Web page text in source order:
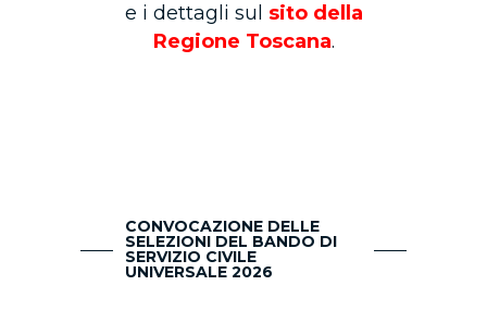
e i dettagli sul sito della
Regione Toscana.
CONVOCAZIONE DELLE
SELEZIONI DEL BANDO DI
SERVIZIO CIVILE
UNIVERSALE 2026